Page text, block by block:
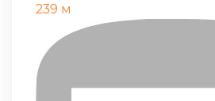
239 м